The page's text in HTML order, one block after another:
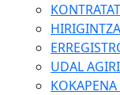
HIRIGINTZA
UDAL